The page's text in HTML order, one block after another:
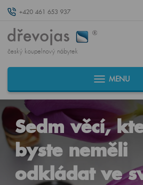
+420 461 653 937
český koupelnový nábytek
MENU
Sedm věcí,
byste neměli
odkládat ve